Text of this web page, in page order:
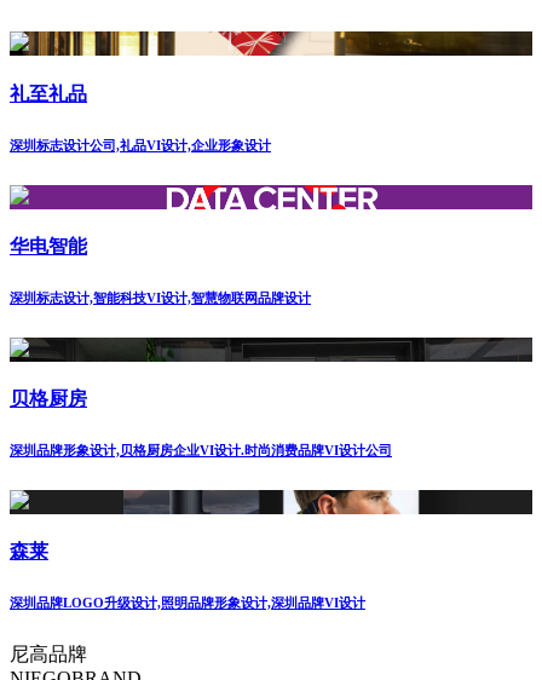
礼至礼品
深圳标志设计公司,礼品VI设计,企业形象设计
华电智能
深圳标志设计,智能科技VI设计,智慧物联网品牌设计
贝格厨房
深圳品牌形象设计,贝格厨房企业VI设计.时尚消费品牌VI设计公司
森莱
深圳品牌LOGO升级设计,照明品牌形象设计,深圳品牌VI设计
尼高品牌